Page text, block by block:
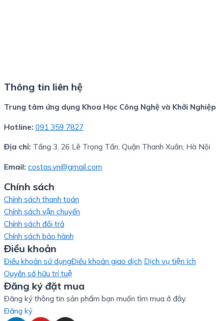
Thông tin liên hệ
Trung tâm ứng dụng Khoa Học Công Nghệ và Khởi Nghiệp
Hotline: 091 359 7827
Địa chỉ: Tầng 3, 26 Lê Trọng Tấn, Quận Thanh Xuân, Hà Nội
Email: costas.vn@gmail.com
Chính sách
Chính sách thanh toán
Chính sách vận chuyển
Chính sách đổi trả
Chính sách bảo hành
Điều khoản
Điều khoản sử dụngĐiều khoản giao dịch Dịch vụ tiện ích
Quyền sở hữu trí tuệ
Đăng ký đặt mua
Đăng ký thông tin sản phẩm bạn muốn tìm mua ở đây.
Đăng ký